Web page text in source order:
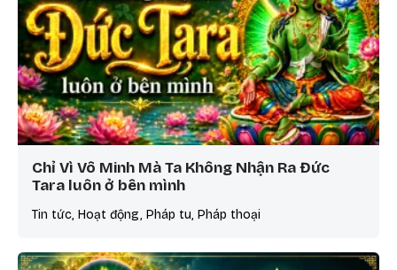
Chỉ Vì Vô Minh Mà Ta Không Nhận Ra Đức
Tara luôn ở bên mình
Tin tức, Hoạt động, Pháp tu, Pháp thoại